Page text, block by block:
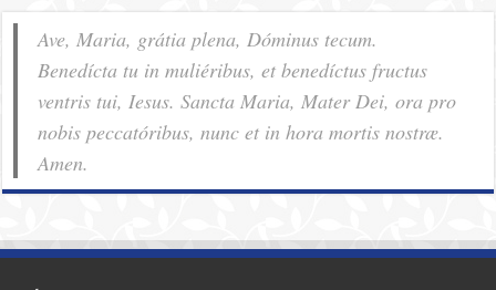
Ave, Maria, grátia plena, Dóminus tecum.
Benedícta tu in muliéribus, et benedíctus fructus
ventris tui, Iesus. Sancta Maria, Mater Dei, ora pro
nobis pec­ca­tóribus, nunc et in hora mortis nostræ.
Amen.